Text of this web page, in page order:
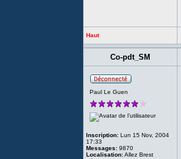
Haut
Co-pdt_SM
Paul Le Guen
Inscription: Lun 15 Nov, 2004
17:33
Messages: 9870
Localisation:Allez Brest